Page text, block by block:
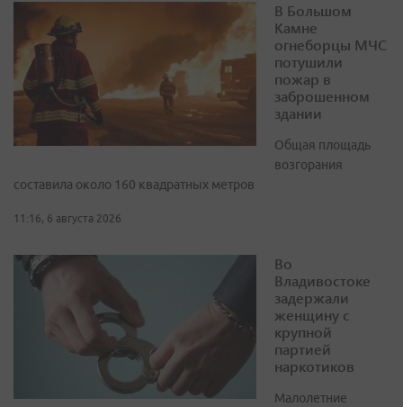
В Большом
Камне
огнеборцы МЧС
потушили
пожар в
заброшенном
здании
Общая площадь
возгорания
составила около 160 квадратных метров
11:16, 6 августа 2026
Во
Владивостоке
задержали
женщину с
крупной
партией
наркотиков
Малолетние